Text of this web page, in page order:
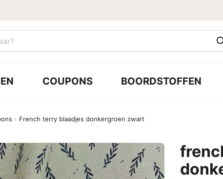
COUPONS BOORDSTOFFEN
French terry blaadjes donkergroen zwart